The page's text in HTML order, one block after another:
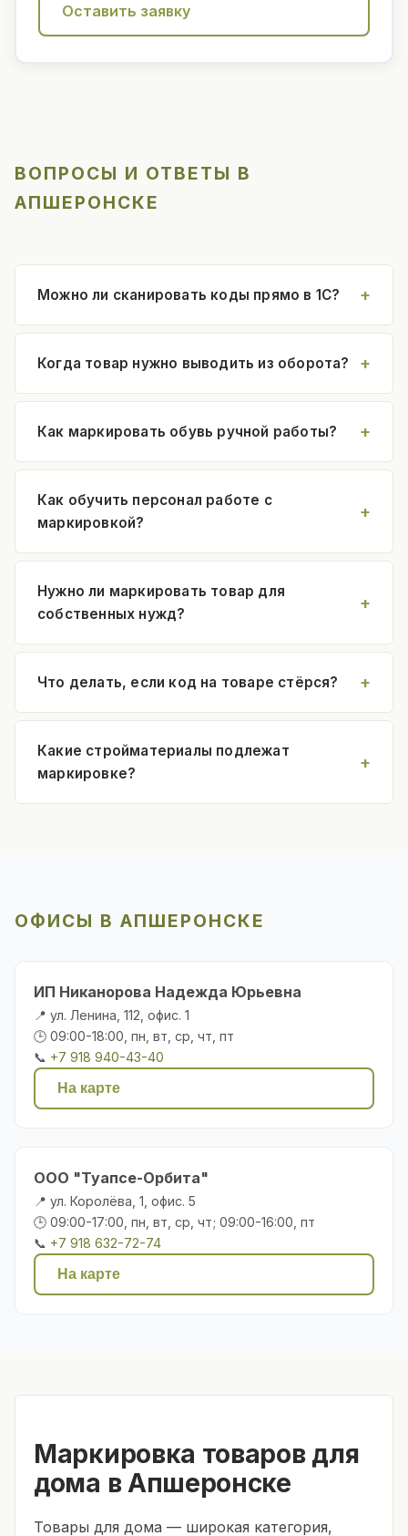
Оставить заявку
ВОПРОСЫ И ОТВЕТЫ В
АПШЕРОНСКЕ
Можно ли сканировать коды прямо в 1С?
Когда товар нужно выводить из оборота?
Как маркировать обувь ручной работы?
Как обучить персонал работе с
маркировкой?
Нужно ли маркировать товар для
собственных нужд?
Что делать, если код на товаре стёрся?
Какие стройматериалы подлежат
маркировке?
ОФИСЫ В АПШЕРОНСКЕ
ИП Никанорова Надежда Юрьевна
📍 ул. Ленина, 112, офис. 1
🕒 09:00-18:00, пн, вт, ср, чт, пт
📞 +7 918 940-43-40
На карте
ООО "Туапсе-Орбита"
📍 ул. Королёва, 1, офис. 5
🕒 09:00-17:00, пн, вт, ср, чт; 09:00-16:00, пт
📞 +7 918 632-72-74
На карте
Маркировка товаров для
дома в Апшеронске
Товары для дома — широкая категория,